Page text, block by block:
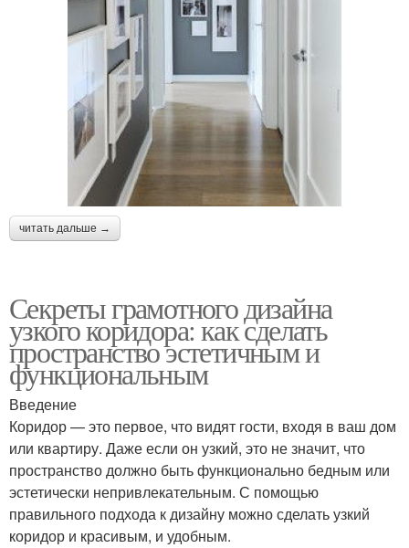
читать дальше →
Секреты грамотного дизайна
узкого коридора: как сделать
пространство эстетичным и
функциональным
Введение
Коридор — это первое, что видят гости, входя в ваш дом
или квартиру. Даже если он узкий, это не значит, что
пространство должно быть функционально бедным или
эстетически непривлекательным. С помощью
правильного подхода к дизайну можно сделать узкий
коридор и красивым, и удобным.